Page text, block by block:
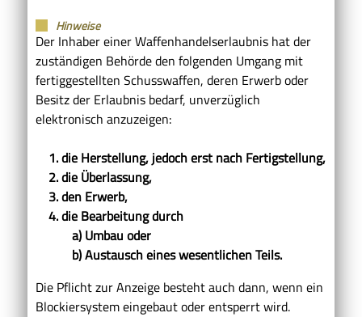
Hinweise
Der Inhaber einer Waffenhandelserlaubnis hat der
zuständigen Behörde den folgenden Umgang mit
fertiggestellten Schusswaffen, deren Erwerb oder
Besitz der Erlaubnis bedarf, unverzüglich
elektronisch anzuzeigen:
1. die Herstellung, jedoch erst nach Fertigstellung,
2. die Überlassung,
3. den Erwerb,
4. die Bearbeitung durch
a) Umbau oder
b) Austausch eines wesentlichen Teils.
Die Pflicht zur Anzeige besteht auch dann, wenn ein
Blockiersystem eingebaut oder entsperrt wird.